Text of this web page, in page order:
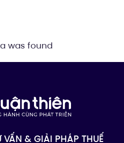
was found
VẤN & GIẢI PHÁP THUẾ